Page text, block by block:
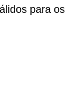
para os